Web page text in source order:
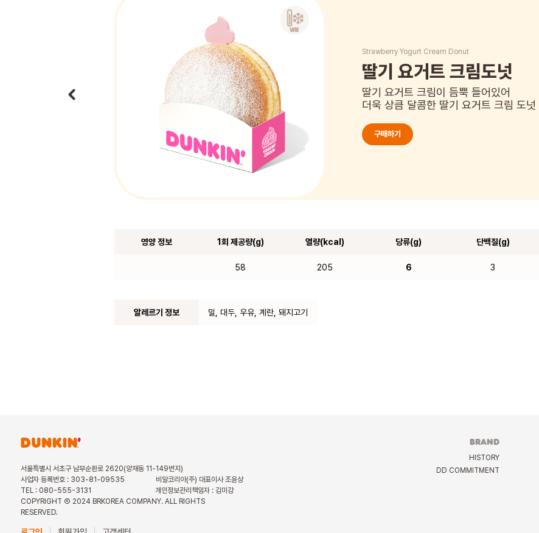
Strawberry Yogurt Cream Donut
딸기 요거트 크림도넛
딸기 요거트 크림이 듬뿍 들어있어
더욱 상큼 달콤한 딸기 요거트 크림 도넛
구매하기
영양 정보 1회 제공량(g)
58
열량(kcal)
205
당류(g)
6
단백질(g)
3
알레르기 정보 밀, 대두, 우유, 계란, 돼지고기
서울특별시 서초구 남부순환로 2620(양재동 11-149번지)
사업자 등록번호 : 303-81-09535
비알코리아(주) 대표이사 조윤상
TEL : 080-555-3131
개인정보관리책임자 : 김미강
COPYRIGHT Ⓒ 2024 BRKOREA COMPANY. ALL RIGHTS
RESERVED.
BRAND
HISTORY
DD COMMITMENT